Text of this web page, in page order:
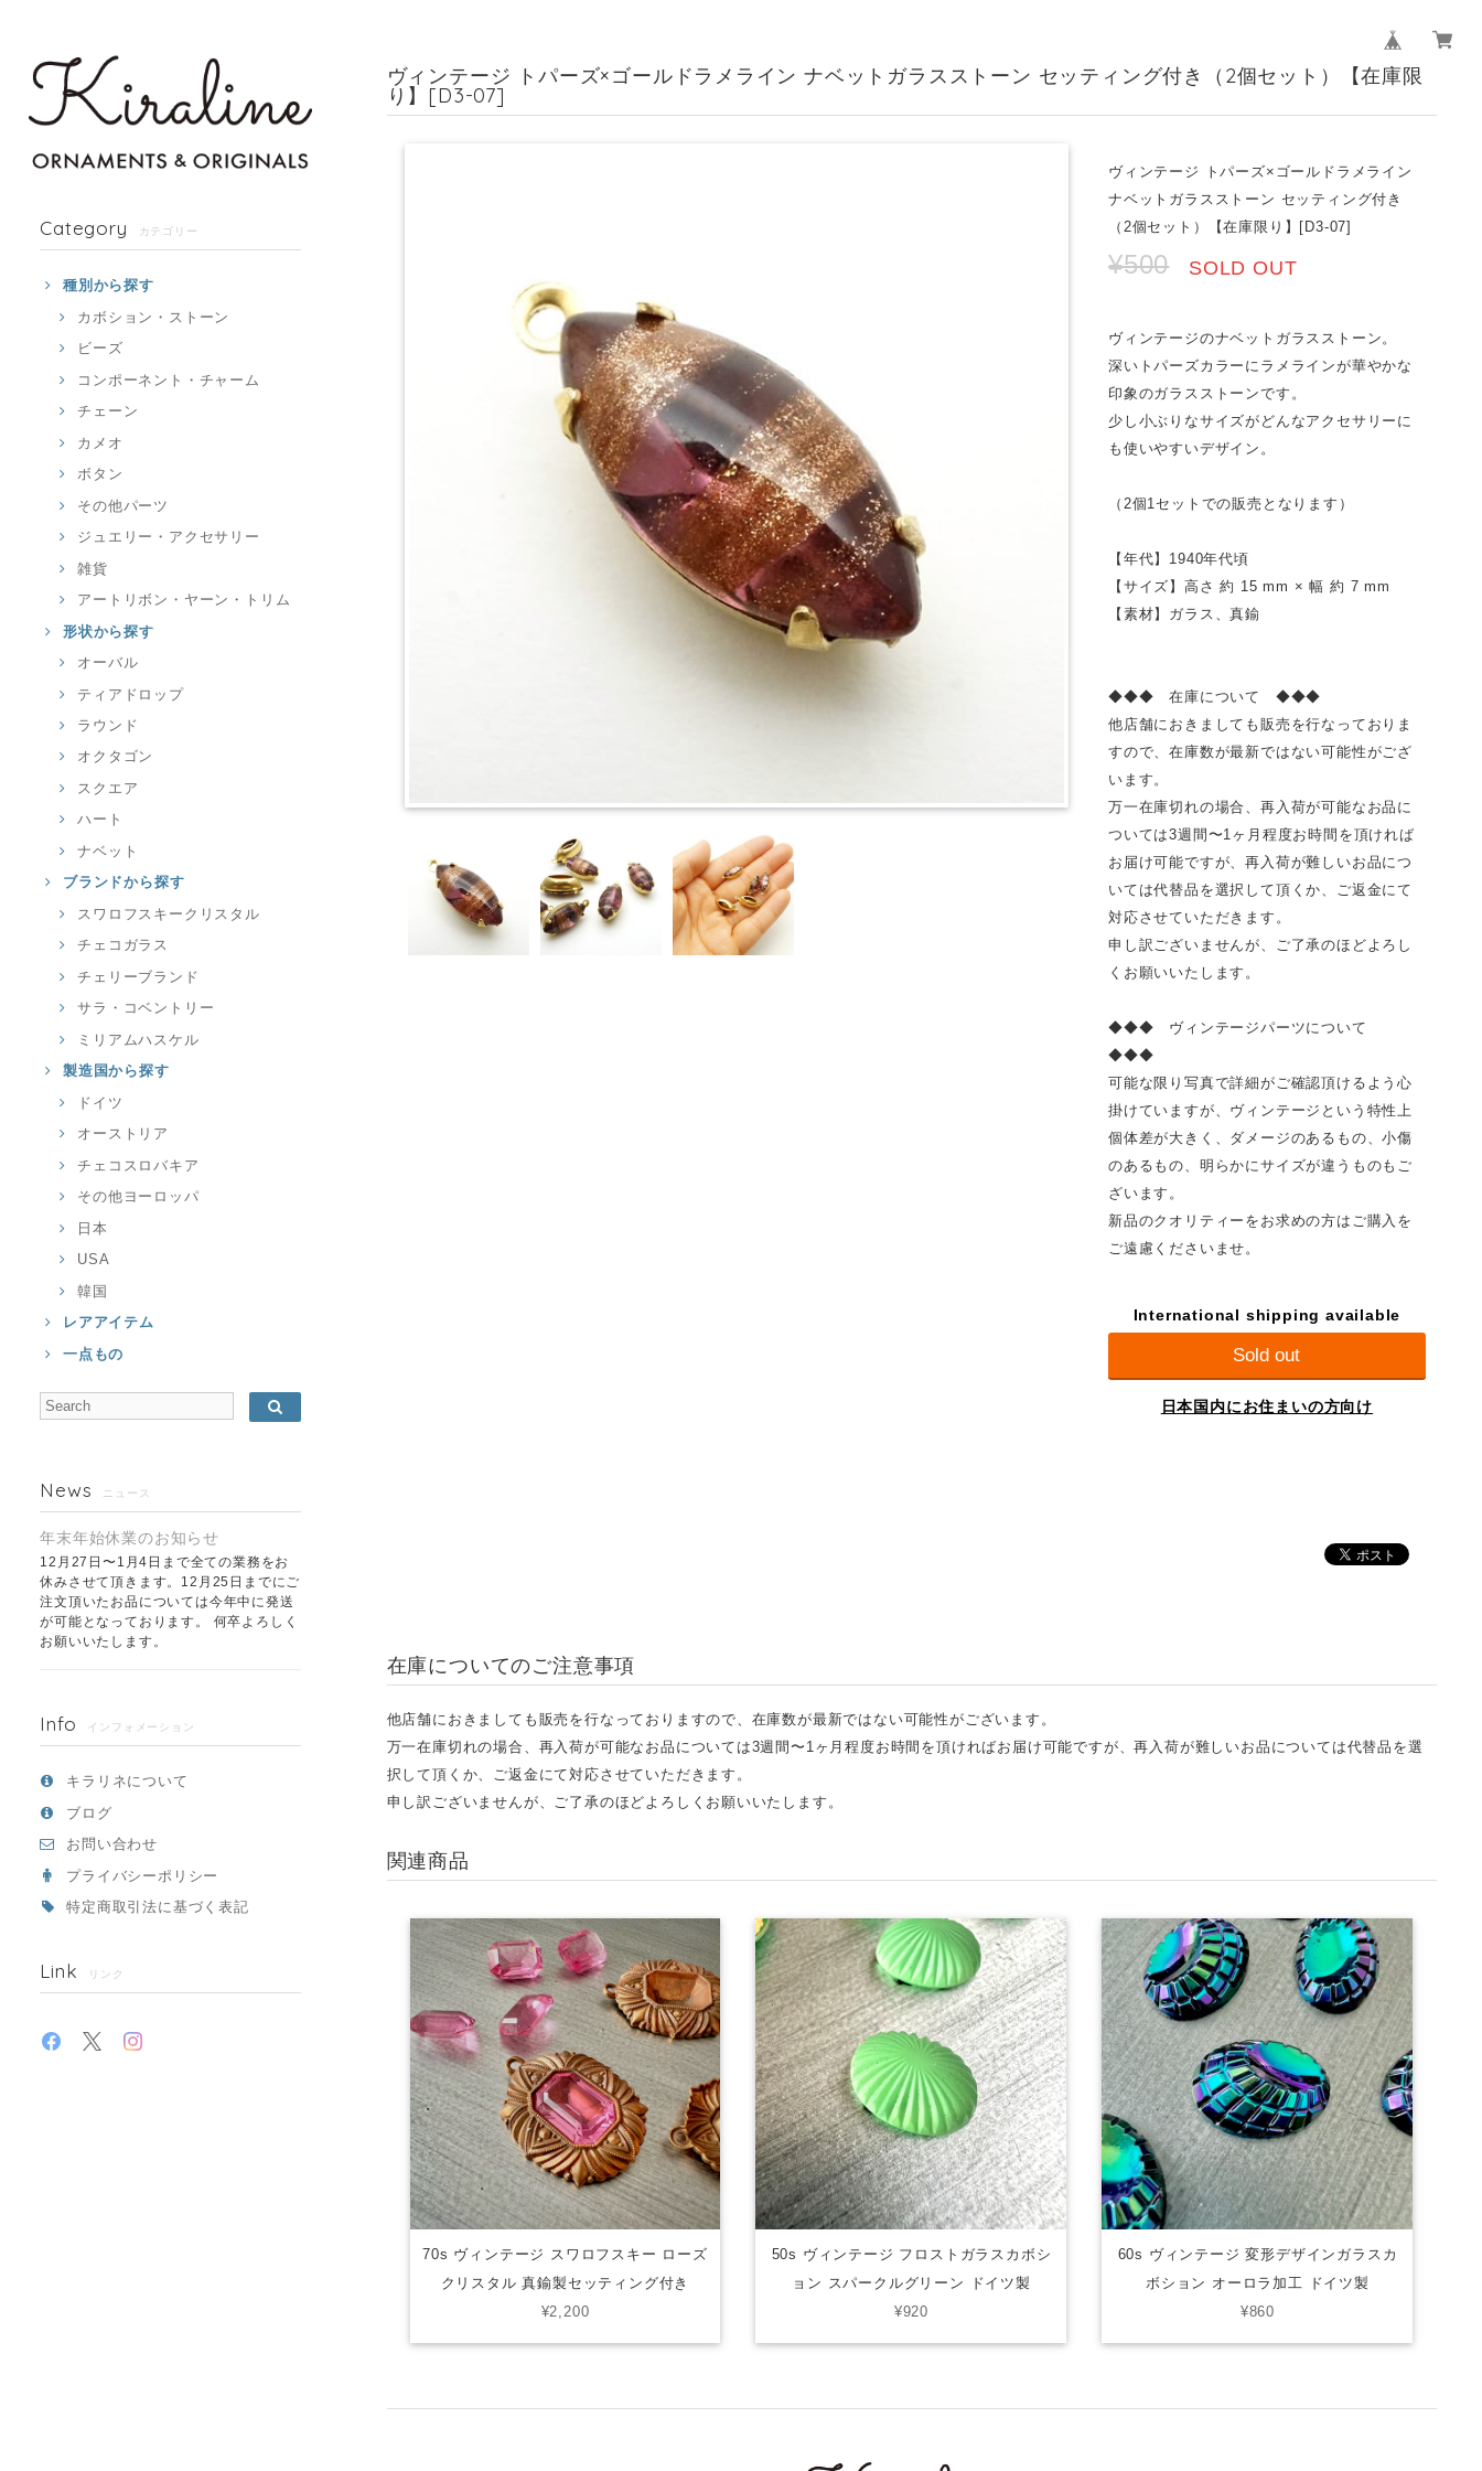
Category カテゴリー
種別から探す
カボション・ストーン
ビーズ
コンポーネント・チャーム
チェーン
カメオ
ボタン
その他パーツ
ジュエリー・アクセサリー
雑貨
アートリボン・ヤーン・トリム
形状から探す
オーバル
ティアドロップ
ラウンド
オクタゴン
スクエア
ハート
ナベット
ブランドから探す
スワロフスキークリスタル
チェコガラス
チェリーブランド
サラ・コベントリー
ミリアムハスケル
製造国から探す
ドイツ
オーストリア
チェコスロバキア
その他ヨーロッパ
日本
USA
韓国
レアアイテム
一点もの
News ニュース
年末年始休業のお知らせ
12月27日〜1月4日まで全ての業務をお
休みさせて頂きます。12月25日までにご
注文頂いたお品については今年中に発送
が可能となっております。 何卒よろしく
お願いいたします。
Info インフォメーション
キラリネについて
ブログ
お問い合わせ
プライバシーポリシー
特定商取引法に基づく表記
Link リンク
ヴィンテージ トパーズ×ゴールドラメライン ナベットガラスストーン セッティング付き（2個セット）【在庫限
り】[D3-07]
ヴィンテージ トパーズ×ゴールドラメライン
ナベットガラスストーン セッティング付き
（2個セット）【在庫限り】[D3-07]
¥500 SOLD OUT
ヴィンテージのナベットガラスストーン。
深いトパーズカラーにラメラインが華やかな
印象のガラスストーンです。
少し小ぶりなサイズがどんなアクセサリーに
も使いやすいデザイン。
（2個1セットでの販売となります）
【年代】1940年代頃
【サイズ】高さ 約 15 mm × 幅 約 7 mm
【素材】ガラス、真鍮
◆◆◆ 在庫について ◆◆◆
他店舗におきましても販売を行なっておりま
すので、在庫数が最新ではない可能性がござ
います。
万一在庫切れの場合、再入荷が可能なお品に
ついては3週間〜1ヶ月程度お時間を頂ければ
お届け可能ですが、再入荷が難しいお品につ
いては代替品を選択して頂くか、ご返金にて
対応させていただきます。
申し訳ございませんが、ご了承のほどよろし
くお願いいたします。
◆◆◆ ヴィンテージパーツについて
◆◆◆
可能な限り写真で詳細がご確認頂けるよう心
掛けていますが、ヴィンテージという特性上
個体差が大きく、ダメージのあるもの、小傷
のあるもの、明らかにサイズが違うものもご
ざいます。
新品のクオリティーをお求めの方はご購入を
ご遠慮くださいませ。
International shipping available
Sold out
日本国内にお住まいの方向け
在庫についてのご注意事項
他店舗におきましても販売を行なっておりますので、在庫数が最新ではない可能性がございます。
万一在庫切れの場合、再入荷が可能なお品については3週間〜1ヶ月程度お時間を頂ければお届け可能ですが、再入荷が難しいお品については代替品を選
択して頂くか、ご返金にて対応させていただきます。
申し訳ございませんが、ご了承のほどよろしくお願いいたします。
関連商品
70s ヴィンテージ スワロフスキー ローズ
クリスタル 真鍮製セッティング付き
¥2,200
50s ヴィンテージ フロストガラスカボシ
ョン スパークルグリーン ドイツ製
¥920
60s ヴィンテージ 変形デザインガラスカ
ボション オーロラ加工 ドイツ製
¥860